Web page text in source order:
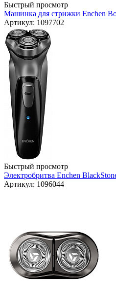
Быстрый просмотр
Машинка для стрижки Enchen
Артикул: 1097702
Быстрый просмотр
Электробритва Enchen
Артикул: 1096044